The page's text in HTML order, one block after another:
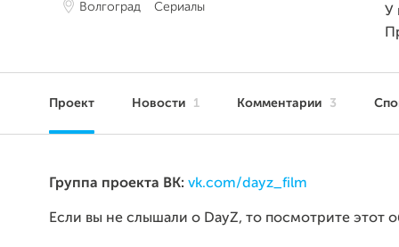
Волгоград Сериалы
У
Проект Новости 1 Комментарии 3
Группа проекта ВК: vk.com/dayz_film
Если вы не слышали о DayZ, то посмотрите этот